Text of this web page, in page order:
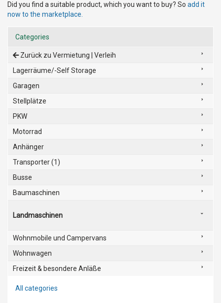
Did you find a suitable product, which you want to buy? So add it
now to the marketplace.
Categories
Zurück zu Vermietung | Verleih
Lagerräume/-Self Storage
Garagen
Stellplätze
PKW
Motorrad
Anhänger
Transporter (1)
Busse
Baumaschinen
Landmaschinen
Wohnmobile und Campervans
Wohnwagen
Freizeit & besondere Anläße
All categories